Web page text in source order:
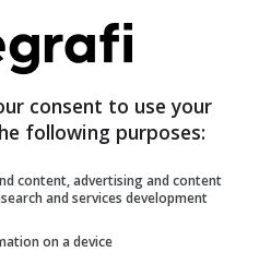
një dalje dhe ndëshkoi
pak për të ndihmuar
consent to use your
following purposes:
content, advertising and content
and services development
on a device